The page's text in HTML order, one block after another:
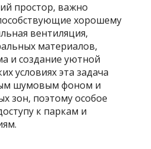
простор, важно
хорошему
вентиляция,
материалов,
и создание уютной
условиях эта задача
шумовым фоном и
зон, поэтому особое
к паркам и